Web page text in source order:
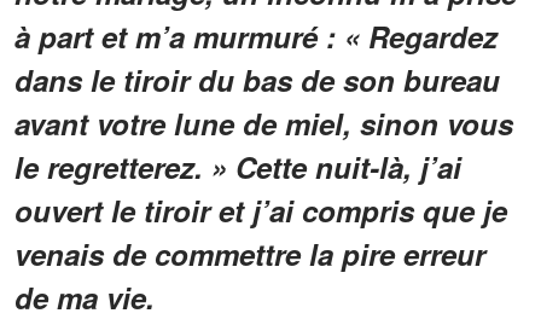
à part et m’a murmuré : « Regardez
dans le tiroir du bas de son bureau
avant votre lune de miel, sinon vous
le regretterez. » Cette nuit-là, j’ai
ouvert le tiroir et j’ai compris que je
venais de commettre la pire erreur
de ma vie.